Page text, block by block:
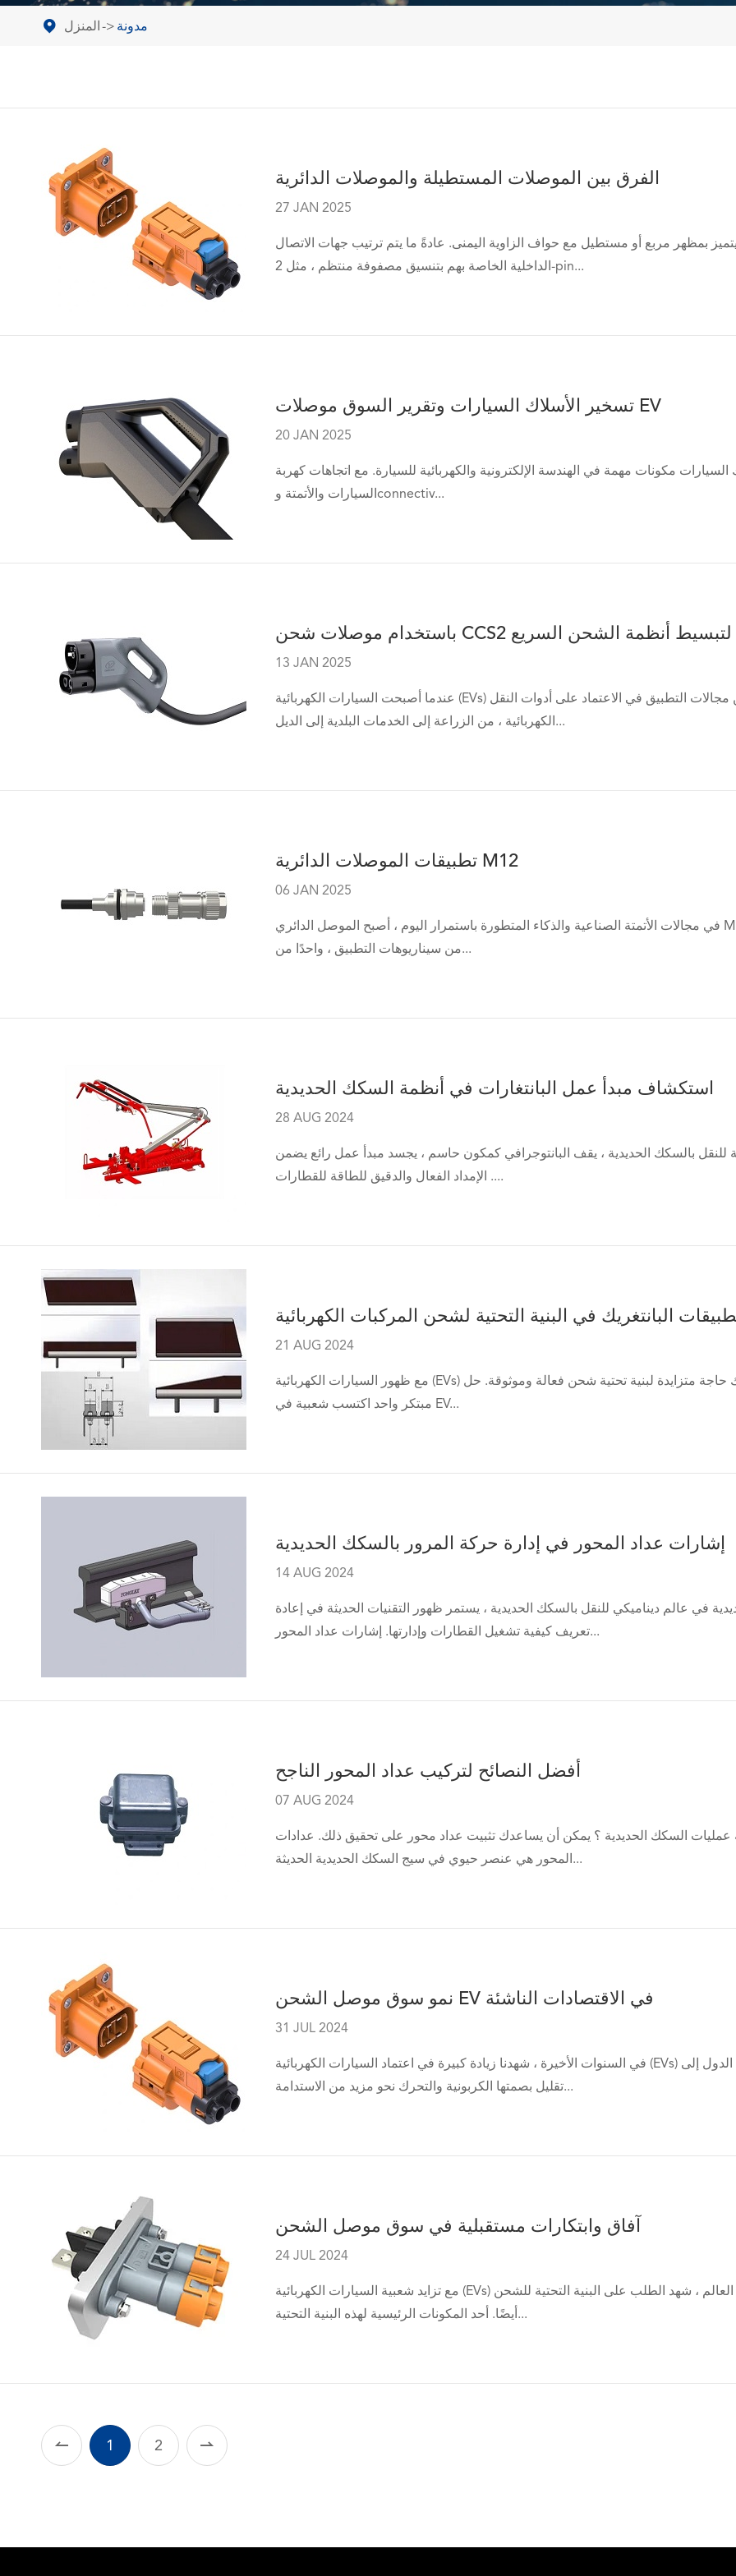
المنزل مدونة
الفرق بين الموصلات المستطيلة والموصلات الدائرية
27 JAN 2025
بمظهر مربع أو مستطيل مع حواف الزاوية اليمنى. عادةً ما يتم ترتيب جهات الاتصال
الداخلية الخاصة بهم بتنسيق مصفوفة منتظم ، مثل 2-pin...
تسخير الأسلاك السيارات وتقرير السوق موصلات EV
20 JAN 2025
مكونات مهمة في الهندسة الإلكترونية والكهربائية للسيارة. مع اتجاهات كهربة
السيارات والأتمتة وconnectiv...
13 JAN 2025
عندما أصبحت السيارات الكهربائية (EVs) أكثر انتشارًا ، بدأ عدد متزايد من مجالات التطبيق في الاعتماد على أدوات النقل
الكهربائية ، من الزراعة إلى الخدمات البلدية إلى الديل...
تطبيقات الموصلات الدائرية M12
06 JAN 2025
في مجالات الأتمتة الصناعية والذكاء المتطورة باستمرار اليوم ، أصبح الموصل الدائري M12 ، بأدائه الفريد ومجموعة واسعة
من سيناريوهات التطبيق ، واحدًا من...
استكشاف مبدأ عمل البانتغارات في أنظمة السكك الحديدية
28 AUG 2024
للنقل بالسكك الحديدية ، يقف البانتوجرافي كمكون حاسم ، يجسد مبدأ عمل رائع يضمن
الإمداد الفعال والدقيق للطاقة للقطارات ....
البانتغريك في البنية التحتية لشحن المركبات الكهربائية
21 AUG 2024
مع ظهور السيارات الكهربائية (EVs) في السنوات الأخيرة ، كانت هناك حاجة متزايدة لبنية تحتية شحن فعالة وموثوقة. حل
مبتكر واحد اكتسب شعبية في EV...
إشارات عداد المحور في إدارة حركة المرور بالسكك الحديدية
14 AUG 2024
في عالم ديناميكي للنقل بالسكك الحديدية ، يستمر ظهور التقنيات الحديثة في إعادة
تعريف كيفية تشغيل القطارات وإدارتها. إشارات عداد المحور...
أفضل النصائح لتركيب عداد المحور الناجح
07 AUG 2024
السكك الحديدية ؟ يمكن أن يساعدك تثبيت عداد محور على تحقيق ذلك. عدادات
المحور هي عنصر حيوي في سيج السكك الحديدية الحديثة...
نمو سوق موصل الشحن EV في الاقتصادات الناشئة
31 JUL 2024
في السنوات الأخيرة ، شهدنا زيادة كبيرة في اعتماد السيارات الكهربائية (EVs) في جميع أنحاء العالم. بينما تسعى الدول إلى
تقليل بصمتها الكربونية والتحرك نحو مزيد من الاستدامة...
آفاق وابتكارات مستقبلية في سوق موصل الشحن
24 JUL 2024
مع تزايد شعبية السيارات الكهربائية (EVs) في جميع أنحاء العالم ، شهد الطلب على البنية التحتية للشحن EV زيادة كبيرة
أيضًا. أحد المكونات الرئيسية لهذه البنية التحتية...
 1 2 
在线咨